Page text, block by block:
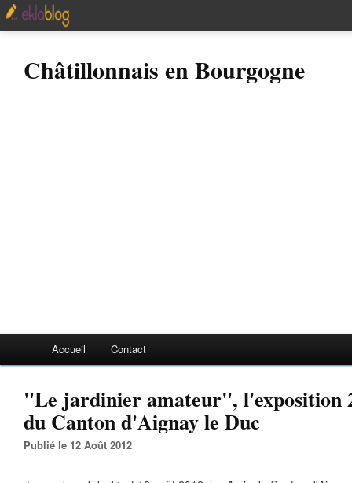
Châtillonnais en Bourgogne
Accueil Contact
"Le jardinier amateur", l'exposition
du Canton d'Aignay le Duc
Publié le 12 Août 2012